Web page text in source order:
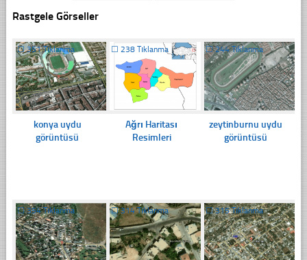
Rastgele Görseller
☐351 Tıklanma
konya uydu
görüntüsü
☐ 238 Tıklanma
Ağrı Haritası
Resimleri
☐244 Tıklanma
zeytinburnu uydu
görüntüsü
☐354 Tıklanma ☐314 Tıklanma ☐315 Tıklanma